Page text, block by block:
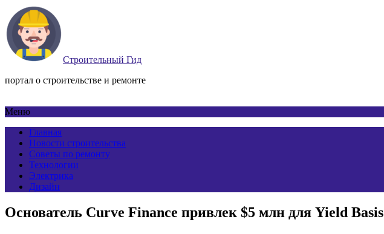
Строительный Гид
портал о строительстве и ремонте
Меню
Главная
Новости строительства
Советы по ремонту
Технологии
Электрика
Дизайн
Основатель Curve Finance привлек $5 млн для Yield Basis